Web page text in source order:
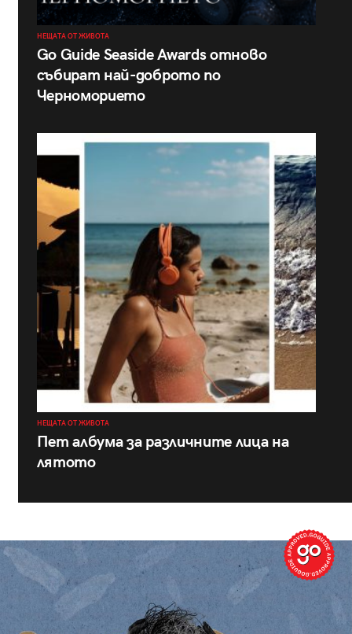
НЕЩАТА ОТ ЖИВОТА
Go Guide Seaside Awards отново
събират най-доброто по
Черноморието
НЕЩАТА ОТ ЖИВОТА
Пет албума за различните лица на
лятото